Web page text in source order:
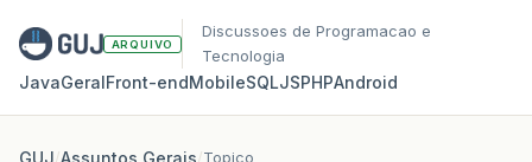
ARQUIVO
Discussoes de Programacao e
Tecnologia
JavaGeralFront‑endMobileSQLJSPHPAndroid
GUJ/Assuntos Gerais/Topico